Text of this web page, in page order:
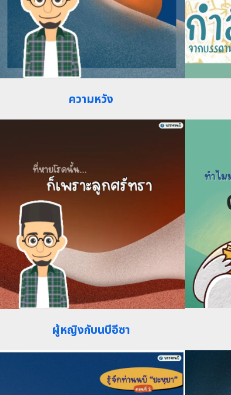
ความหวัง
ผู้หญิงกับนบีอีซา